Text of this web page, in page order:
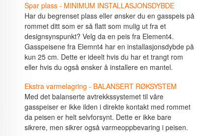
Spar plass - MINIMUM INSTALLASJONSDYBDE
Har du begrenset plass eller ønsker du en gasspeis på
rommet ditt som er så flatt som mulig ut fra et
designsynspunkt? Velg da en peis fra Element4.
Gasspeisene fra Elemnt4 har en installasjonsdybde på
kun 25 cm. Dette er ideelt hvis du har et trangt rom
eller hvis du også ønsker å installere en mantel.
Ekstra varmelagring - BALANSERT RØKSYSTEM
Med det balanserte avtrekkssystemet til våre
gasspeiser er ikke ilden i direkte kontakt med rommet
da peisen er helt selvforsynt. Dette er ikke bare
sikrere, men sikrer også varmeoppbevaring i peisen.